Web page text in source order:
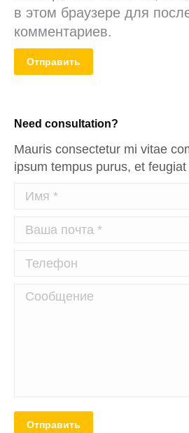
в этом браузере для
комментариев.
Отправить
Need consultation?
Mauris consectetur mi vitae
ipsum tempus purus, et
Имя *
Ваша почта *
Телефон
Сообщение
Отправить